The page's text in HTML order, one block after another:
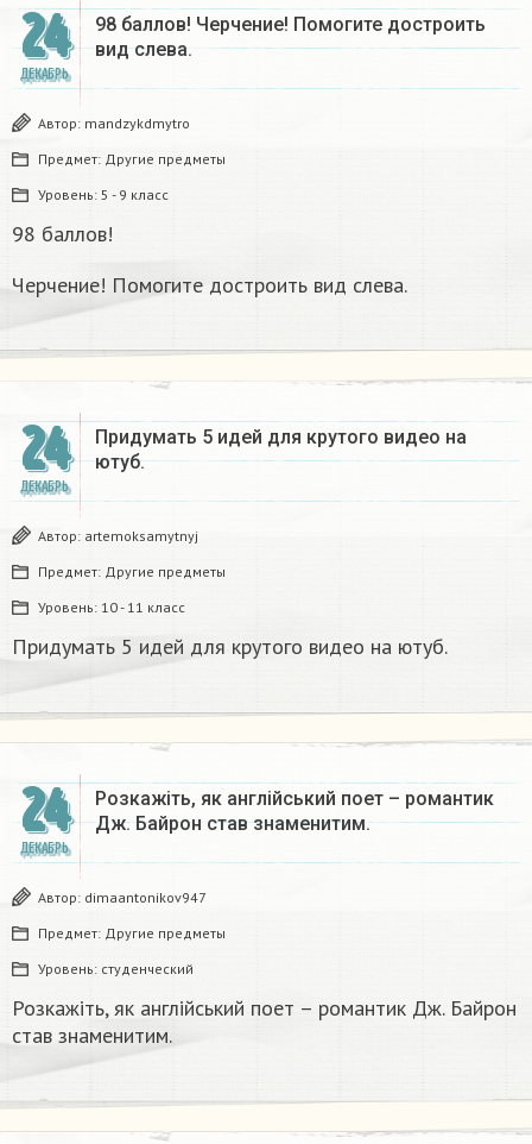
24
ДЕКАБРЬ
98 баллов! Черчение! Помогите достроить
вид слева.
Автор: mandzykdmytro
Предмет: Другие предметы
Уровень: 5 - 9 класс
98 баллов!
Черчение! Помогите достроить вид слева.
24
ДЕКАБРЬ
Придумать 5 идей для крутого видео на
ютуб.
Автор: artemoksamytnyj
Предмет: Другие предметы
Уровень: 10 - 11 класс
Придумать 5 идей для крутого видео на ютуб.
24
ДЕКАБРЬ
Розкажіть, як англійський поет – романтик
Дж. Байрон став знаменитим.​
Автор: dimaantonikov947
Предмет: Другие предметы
Уровень: студенческий
Розкажіть, як англійський поет – романтик Дж. Байрон
став знаменитим.​